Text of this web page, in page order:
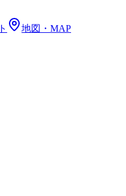
地図・MAP